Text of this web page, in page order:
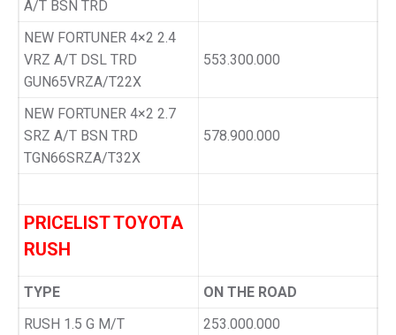
A/T BSN TRD
NEW FORTUNER 4×2 2.4
VRZ A/T DSL TRD
GUN65VRZA/T22X
553.300.000
NEW FORTUNER 4×2 2.7
SRZ A/T BSN TRD
TGN66SRZA/T32X
578.900.000
PRICELIST TOYOTA
RUSH
TYPE
ON THE ROAD
RUSH 1.5 G M/T
253.000.000